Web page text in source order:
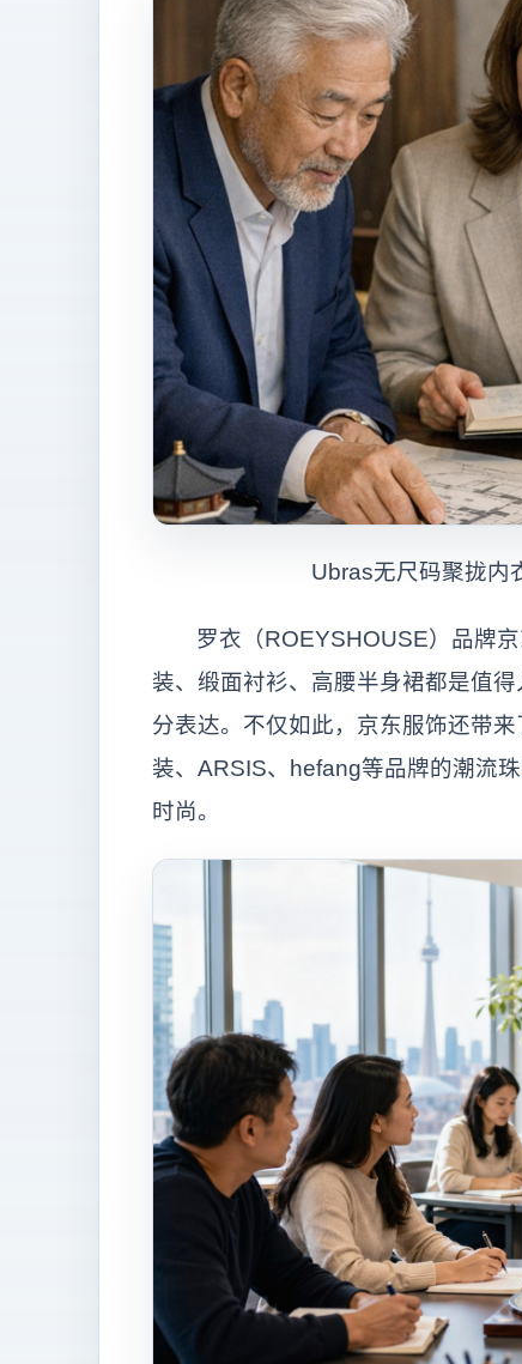
Ubras无尺码聚拢内
罗衣（ROEYSHOUSE）品牌
装、缎面衬衫、高腰半身裙都是值
分表达。不仅如此，京东服饰还带
装、ARSIS、hefang等品牌的潮流
时尚。